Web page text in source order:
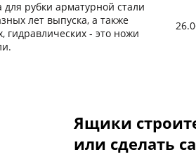
рубки арматурной стали
лет выпуска, а также
гидравлических - это ножи
Ящики
или сделать